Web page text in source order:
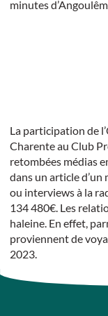
minutes
La participation de
Charente au Club
retombées médias
dans un article d’un
ou interviews à la
134 480€. Les
haleine. En effet,
proviennent de
2023.